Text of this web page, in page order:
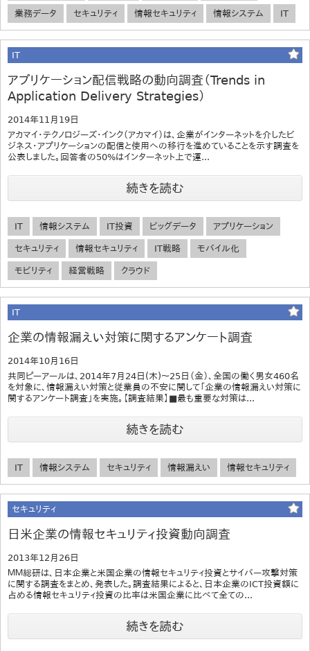
業務データ セキュリティ 情報セキュリティ 情報システム IT
IT
アプリケーション配信戦略の動向調査（Trends in
Application Delivery Strategies）
2014年11月19日
アカマイ・テクノロジーズ・インク（アカマイ）は、企業がインターネットを介したビ
ジネス・アプリケーションの配信と使用への移行を進めていることを示す調査を
公表しました。回答者の50%はインターネット上で運...
続きを読む
IT 情報システム IT投資 ビッグデータ アプリケーション
セキュリティ 情報セキュリティ IT戦略 モバイル化
モビリティ 経営戦略 クラウド
IT
企業の情報漏えい対策に関するアンケート調査
2014年10月16日
共同ピーアールは、2014年7月24日(木)～25日（金）、全国の働く男女460名
を対象に、情報漏えい対策と従業員の不安に関して「企業の情報漏えい対策に
関するアンケート調査」を実施。【調査結果】■最も重要な対策は...
続きを読む
IT 情報システム セキュリティ 情報漏えい 情報セキュリティ
セキュリティ
日米企業の情報セキュリティ投資動向調査
2013年12月26日
ＭＭ総研は、日本企業と米国企業の情報セキュリティ投資とサイバー攻撃対策
に関する調査をまとめ、発表した。調査結果によると、日本企業のICT投資額に
占める情報セキュリティ投資の比率は米国企業に比べて全ての...
続きを読む